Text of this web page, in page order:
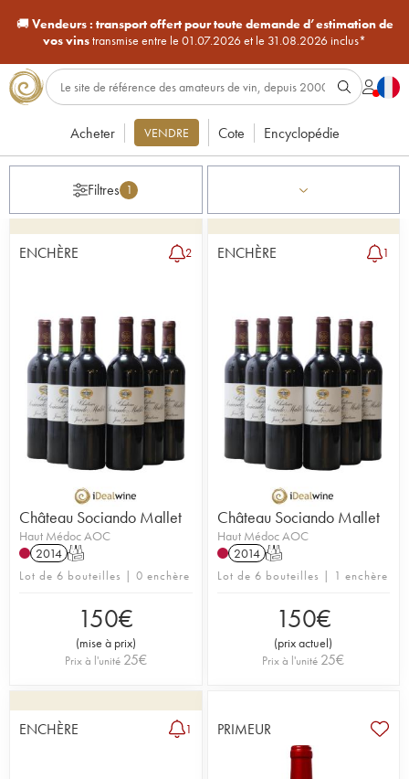
🚚Vendeurs : transport offert pour toute demande d’estimation de
vos vinstransmise entre le 01.07.2026 et le 31.08.2026 inclus*
Acheter VENDRE Cote Encyclopédie
Filtres 1
ENCHÈRE 2
Château Sociando Mallet
Haut Médoc AOC
2014 T
Lot de 6 bouteilles | 0 enchère
150€
(mise à prix)
Prix à l'unité 25€
ENCHÈRE 1
Château Sociando Mallet
Haut Médoc AOC
2014 T
Lot de 6 bouteilles | 1 enchère
150€
(prix actuel)
Prix à l'unité 25€
ENCHÈRE 1 PRIMEUR